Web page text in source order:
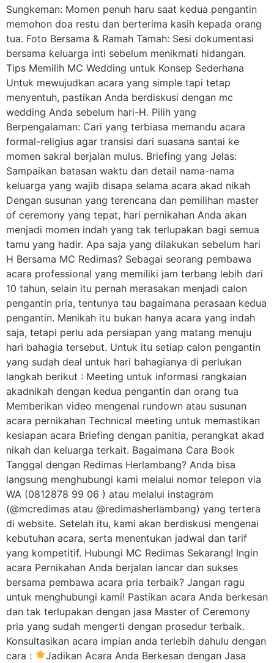
Sungkeman: Momen penuh haru saat kedua pengantin
memohon doa restu dan berterima kasih kepada orang
tua. Foto Bersama & Ramah Tamah: Sesi dokumentasi
bersama keluarga inti sebelum menikmati hidangan.
Tips Memilih MC Wedding untuk Konsep Sederhana
Untuk mewujudkan acara yang simple tapi tetap
menyentuh, pastikan Anda berdiskusi dengan mc
wedding Anda sebelum hari-H. Pilih yang
Berpengalaman: Cari yang terbiasa memandu acara
formal-religius agar transisi dari suasana santai ke
momen sakral berjalan mulus. Briefing yang Jelas:
Sampaikan batasan waktu dan detail nama-nama
keluarga yang wajib disapa selama acara akad nikah
Dengan susunan yang terencana dan pemilihan master
of ceremony yang tepat, hari pernikahan Anda akan
menjadi momen indah yang tak terlupakan bagi semua
tamu yang hadir. Apa saja yang dilakukan sebelum hari
H Bersama MC Redimas? Sebagai seorang pembawa
acara professional yang memiliki jam terbang lebih dari
10 tahun, selain itu pernah merasakan menjadi calon
pengantin pria, tentunya tau bagaimana perasaan kedua
pengantin. Menikah itu bukan hanya acara yang indah
saja, tetapi perlu ada persiapan yang matang menuju
hari bahagia tersebut. Untuk itu setiap calon pengantin
yang sudah deal untuk hari bahagianya di perlukan
langkah berikut : Meeting untuk informasi rangkaian
akadnikah dengan kedua pengantin dan orang tua
Memberikan video mengenai rundown atau susunan
acara pernikahan Technical meeting untuk memastikan
kesiapan acara Briefing dengan panitia, perangkat akad
nikah dan keluarga terkait. Bagaimana Cara Book
Tanggal dengan Redimas Herlambang? Anda bisa
langsung menghubungi kami melalui nomor telepon via
WA (0812878 99 06 ) atau melalui instagram
(@mcredimas atau @redimasherlambang) yang tertera
di website. Setelah itu, kami akan berdiskusi mengenai
kebutuhan acara, serta menentukan jadwal dan tarif
yang kompetitif. Hubungi MC Redimas Sekarang! Ingin
acara Pernikahan Anda berjalan lancar dan sukses
bersama pembawa acara pria terbaik? Jangan ragu
untuk menghubungi kami! Pastikan acara Anda berkesan
dan tak terlupakan dengan jasa Master of Ceremony
pria yang sudah mengerti dengan prosedur terbaik.
Konsultasikan acara impian anda terlebih dahulu dengan
cara :
Jadikan Acara Anda Berkesan dengan Jasa